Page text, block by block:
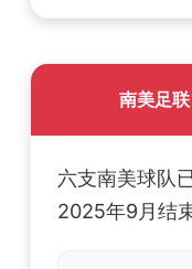
南美足
六支南美球队
2025年9月结